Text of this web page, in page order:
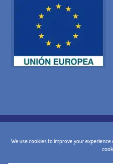
AVISO LEGAL
POLÍTICA DE